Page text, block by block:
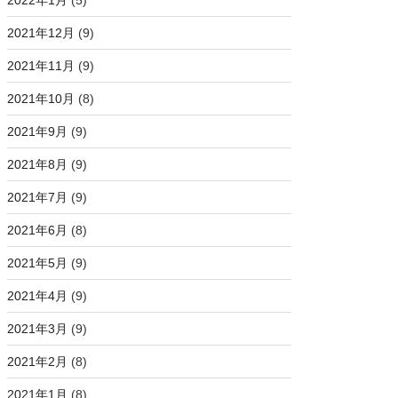
2021年12月 (9)
2021年11月 (9)
2021年10月 (8)
2021年9月 (9)
2021年8月 (9)
2021年7月 (9)
2021年6月 (8)
2021年5月 (9)
2021年4月 (9)
2021年3月 (9)
2021年2月 (8)
2021年1月 (8)